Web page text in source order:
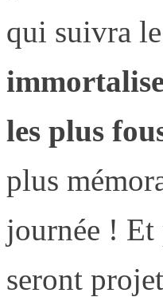
qui suivra
les plus
plus
journée ! Et
seront